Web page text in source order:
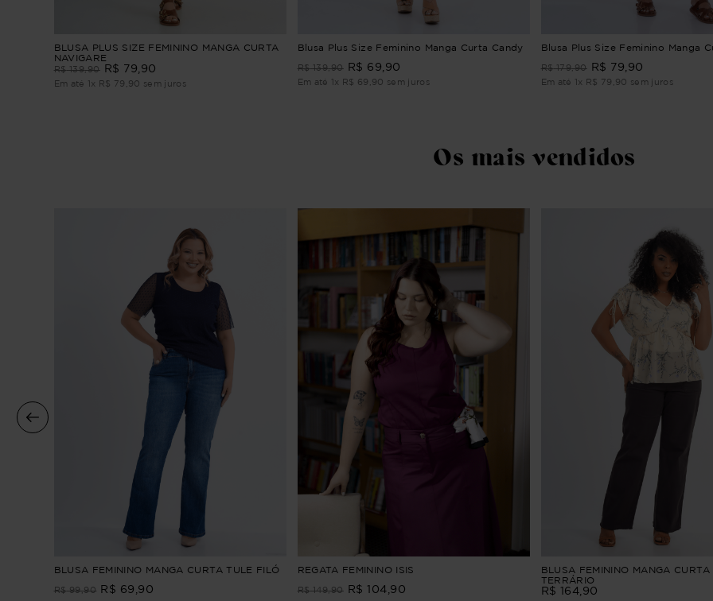
BLUSA PLUS SIZE FEMININO MANGA CURTA
NAVIGARE
R$ 139,90 R$ 79 90
Em até 1 x R$ 79 90 sem juros
Blusa Plus Size Feminino Manga Curta Candy
R$ 139,90 R$ 69 90
Em até 1 x R$ 69 90 sem juros
Blusa Plus Size Feminino Manga
R$ 179,90 R$ 79 90
Em até 1 x R$ 79 90 sem juros
Os mais vendidos
BLUSA FEMININO MANGA CURTA TULE FILÓ
R$ 99,90 R$ 69 90
REGATA FEMININO ISIS
R$ 149,90 R$ 104 90
BLUSA FEMININO MANGA CURTA
TERRÁRIO
R$ 164 90